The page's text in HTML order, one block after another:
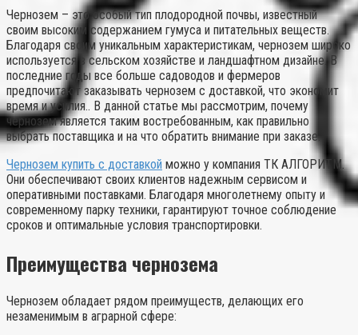
Чернозем – это особый тип плодородной почвы, известный
своим высоким содержанием гумуса и питательных веществ.
Благодаря своим уникальным характеристикам, чернозем широко
используется в сельском хозяйстве и ландшафтном дизайне. В
последние годы все больше садоводов и фермеров
предпочитают заказывать чернозем с доставкой, что экономит
время и усилия.. В данной статье мы рассмотрим, почему
чернозем является таким востребованным, как правильно
выбрать поставщика и на что обратить внимание при заказе.
Чернозем купить с доставкой можно у компания ТК АЛГОРИТМ.
Они обеспечивают своих клиентов надежным сервисом и
оперативными поставками. Благодаря многолетнему опыту и
современному парку техники, гарантируют точное соблюдение
сроков и оптимальные условия транспортировки.
Преимущества чернозема
Чернозем обладает рядом преимуществ, делающих его
незаменимым в аграрной сфере: